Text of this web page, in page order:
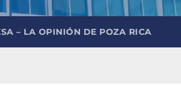
– LA OPINIÓN DE POZA RICA